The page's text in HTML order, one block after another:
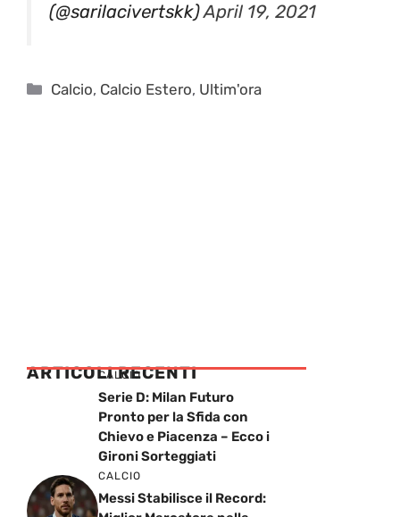
(@sarilacivertskk)April 19, 2021
Categorie
Calcio, Calcio Estero, Ultim'ora
ARTICOLI RECENTI
Serie D: Milan Futuro
Pronto per la Sfida con
Chievo e Piacenza – Ecco i
Gironi Sorteggiati
Messi Stabilisce il Record: